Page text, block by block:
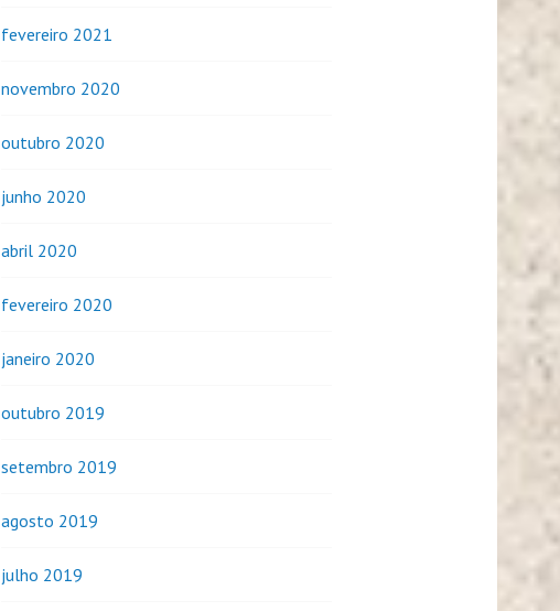
fevereiro 2021
novembro 2020
outubro 2020
junho 2020
abril 2020
fevereiro 2020
janeiro 2020
outubro 2019
setembro 2019
agosto 2019
julho 2019